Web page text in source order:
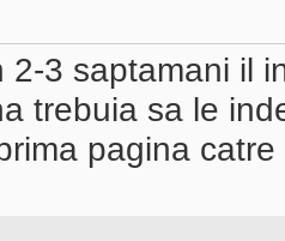
2-3 saptamani il
trebuia sa le
pagina